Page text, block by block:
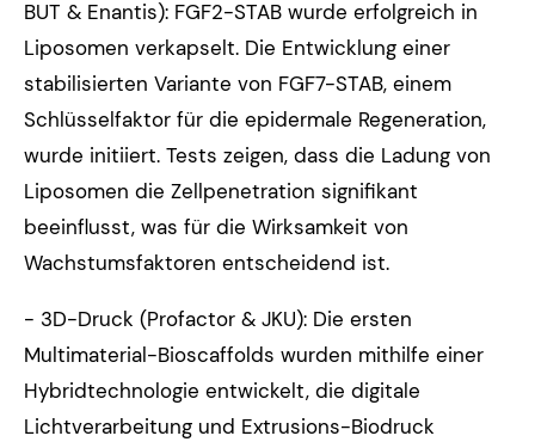
BUT & Enantis): FGF2-STAB wurde erfolgreich in
Liposomen verkapselt. Die Entwicklung einer
stabilisierten Variante von FGF7-STAB, einem
Schlüsselfaktor für die epidermale Regeneration,
wurde initiiert. Tests zeigen, dass die Ladung von
Liposomen die Zellpenetration signifikant
beeinflusst, was für die Wirksamkeit von
Wachstumsfaktoren entscheidend ist.
- 3D-Druck (Profactor & JKU): Die ersten
Multimaterial-Bioscaffolds wurden mithilfe einer
Hybridtechnologie entwickelt, die digitale
Lichtverarbeitung und Extrusions-Biodruck